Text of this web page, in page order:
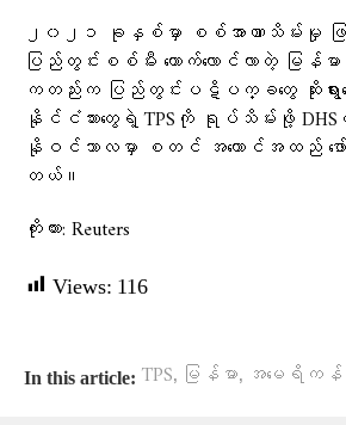
၂၀၂၁ ခုနှစ်မှာ စစ်အာဏာသိမ်းမှု ဖြစ်
ပြည်တွင်းစစ်မီး တောက်လောင်လာတဲ့ မြ
ကတည်းက ပြည်တွင်းပဋိပက္ခတွေ ဆိုးရွာ
နိုင်ငံသားတွေရဲ့ TPSကို ရုပ်သိမ်းဖို့
နိုဝင်ဘာလမှာ စတင် အကောင်အထည် ဖော်
တယ်။
ကိုးကား: Reuters
Views: 116
In this article: TPS, မြန်မာ, အမေရိကန်